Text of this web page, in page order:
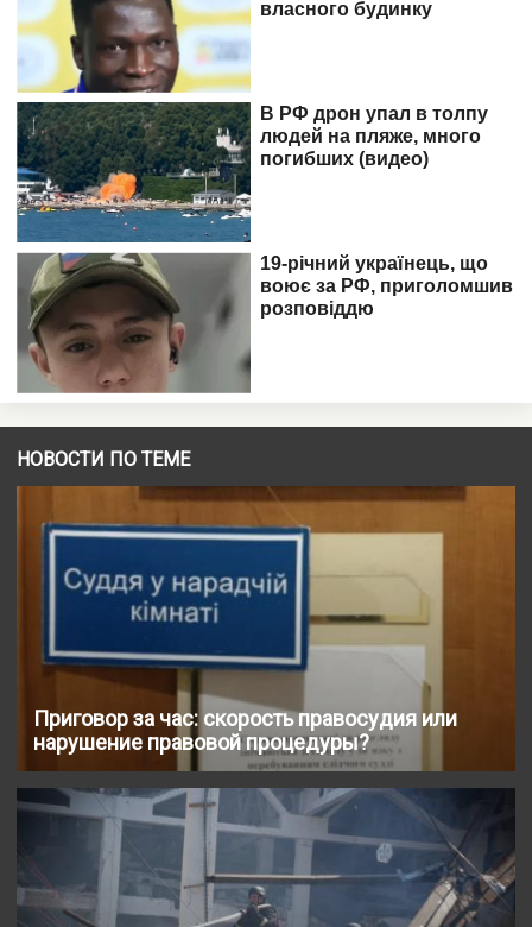
НОВОСТИ ПО ТЕМЕ
Приговор за час: скорость правосудия или
нарушение правовой процедуры?